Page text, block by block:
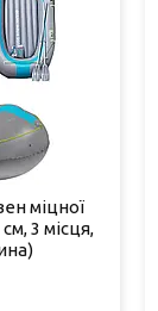
міцної
3 місця,